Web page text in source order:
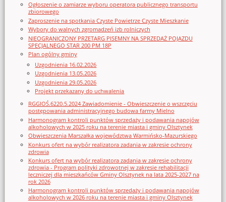
Ogłoszenie o zamiarze wyboru operatora publicznego transportu
zbiorowego
Zaproszenie na spotkania Czyste Powietrze Czyste Mieszkanie
Wybory do walnych zgromadzeń izb rolniczych
NIEOGRANICZONY PRZETARG PISEMNY NA SPRZEDAŻ POJAZDU
SPECJALNEGO STAR 200 PM 18P
Plan ogólny gminy
Uzgodnienia 16.02.2026
Uzgodnienia 13.05.2026
Uzgodnienia 29.05.2026
Projekt przekazany do uchwalenia
RGGIOŚ.6220.5.2024 Zawiadomienie - Obwieszczenie o wszczęciu
postępowania administracyjnego budowa farmy Mielno
Harmonogram kontroli punktów sprzedaży i podawania napojów
alkoholowych w 2025 roku na terenie miasta i gminy Olsztynek
Obwieszczenia Marszałka województwa Warmińsko-Mazurskiego
Konkurs ofert na wybór realizatora zadania w zakresie ochrony
zdrowia
Konkurs ofert na wybór realizatora zadania w zakresie ochrony
zdrowia - Program polityki zdrowotnej w zakresie rehabilitacji
leczniczej dla mieszkańców Gminy Olsztynek na lata 2025-2027 na
rok 2026
Harmonogram kontroli punktów sprzedaży i podawania napojów
alkoholowych w 2026 roku na terenie miasta i gminy Olsztynek